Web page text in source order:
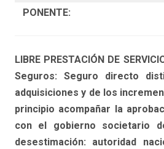
PONENTE:
LIBRE PRESTACIÓN DE
Seguros: Seguro directo
adquisiciones y de los
principio acompañar la
con el gobierno societario
desestimación: autoridad